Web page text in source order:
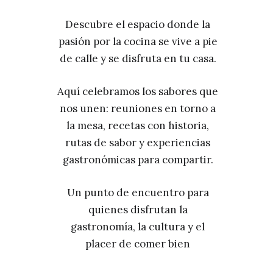
Descubre el espacio donde la
pasión por la cocina se vive a pie
de calle y se disfruta en tu casa.
Aquí celebramos los sabores que
nos unen: reuniones en torno a
la mesa, recetas con historia,
rutas de sabor y experiencias
gastronómicas para compartir.
Un punto de encuentro para
quienes disfrutan la
gastronomía, la cultura y el
placer de comer bien